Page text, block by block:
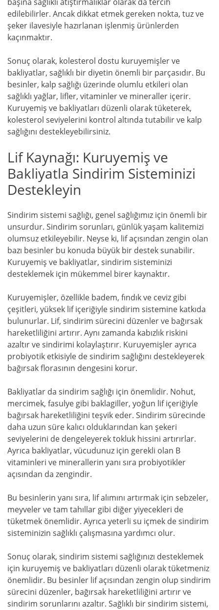
edilebilirler. Ancak dikkat etmek gereken nokta, tuz ve
şeker ilavesiyle hazırlanan işlenmiş ürünlerden
kaçınmaktır.
Sonuç olarak, kolesterol dostu kuruyemişler ve
bakliyatlar, sağlıklı bir diyetin önemli bir parçasıdır. Bu
besinler, kalp sağlığı üzerinde olumlu etkileri olan
sağlıklı yağlar, lifler, vitaminler ve mineraller içerir.
Kuruyemiş ve bakliyatları düzenli olarak tüketerek,
kolesterol seviyelerini kontrol altında tutabilir ve kalp
sağlığını destekleyebilirsiniz.
Lif Kaynağı: Kuruyemiş ve
Bakliyatla Sindirim Sisteminizi
Destekleyin
Sindirim sistemi sağlığı, genel sağlığımız için önemli bir
unsurdur. Sindirim sorunları, günlük yaşam kalitemizi
olumsuz etkileyebilir. Neyse ki, lif açısından zengin olan
bazı besinler bu konuda büyük bir destek sunabilir.
Kuruyemiş ve bakliyatlar, sindirim sisteminizi
desteklemek için mükemmel birer kaynaktır.
Kuruyemişler, özellikle badem, fındık ve ceviz gibi
çeşitleri, yüksek lif içeriğiyle sindirim sistemine katkıda
bulunurlar. Lif, sindirim sürecini düzenler ve bağırsak
hareketliliğini artırır. Aynı zamanda kabızlık riskini
azaltır ve sindirimi kolaylaştırır. Kuruyemişler ayrıca
probiyotik etkisiyle de sindirim sağlığını destekleyerek
bağırsak florasının dengesini korur.
Bakliyatlar da sindirim sağlığı için önemlidir. Nohut,
mercimek, fasulye gibi baklagiller, yoğun lif içeriğiyle
bağırsak hareketliliğini teşvik eder. Sindirim sürecinde
daha uzun süre kalıcı olduklarından kan şekeri
seviyelerini de dengeleyerek tokluk hissini artırırlar.
Ayrıca bakliyatlar, vücudunuz için gerekli olan B
vitaminleri ve minerallerin yanı sıra probiyotikler
açısından da zengindir.
Bu besinlerin yanı sıra, lif alımını artırmak için sebzeler,
meyveler ve tam tahıllar gibi diğer yiyecekleri de
tüketmek önemlidir. Ayrıca yeterli su içmek de sindirim
sisteminizin sağlıklı çalışmasına yardımcı olur.
Sonuç olarak, sindirim sistemi sağlığınızı desteklemek
için kuruyemiş ve bakliyatları düzenli olarak tüketmeniz
önemlidir. Bu besinler lif açısından zengin olup sindirim
sürecini düzenler, bağırsak hareketliliğini artırır ve
sindirim sorunlarını azaltır. Sağlıklı bir sindirim sistemi,